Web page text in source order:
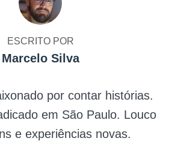
ESCRITO POR
Marcelo Silva
por contar histórias.
em São Paulo. Louco
e experiências novas.